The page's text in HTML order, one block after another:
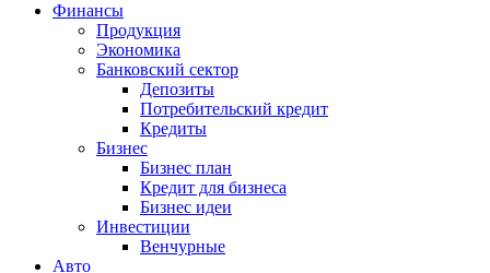
Финансы
Продукция
Экономика
Банковский сектор
Депозиты
Потребительский кредит
Кредиты
Бизнес
Бизнес план
Кредит для бизнеса
Бизнес идеи
Инвестиции
Венчурные
Авто